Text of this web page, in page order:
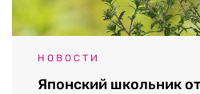
НОВОСТИ
Японский школьник